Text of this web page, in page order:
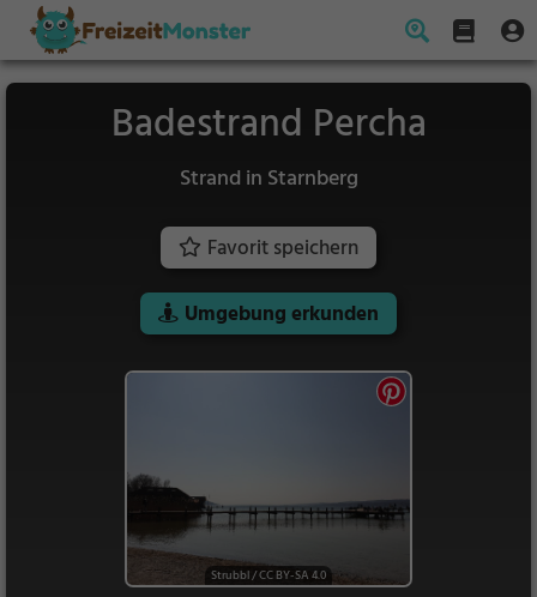
Badestrand Percha
Strand in Starnberg
Favorit speichern
Umgebung erkunden
Strubbl/CC BY-SA 4.0